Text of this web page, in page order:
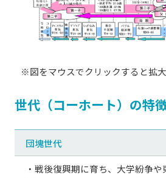
※図をマウスでクリックすると拡
世代（コーホート）の特徴
団塊世代
・戦後復興期に育ち、大学紛争